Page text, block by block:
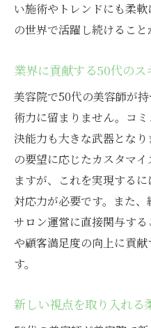
い施術やトレンドにも柔
の世界で活躍し続けること
業界に貢献する50代のス
美容院で50代の美容師が
術力に留まりません。コ
決能力も大きな武器とな
の要望に応じたカスタマ
ますが、これを実現する
対応力が必要です。また、
サロン運営に直接関与す
や顧客満足度の向上に貢
す。
新しい視点を取り入れる